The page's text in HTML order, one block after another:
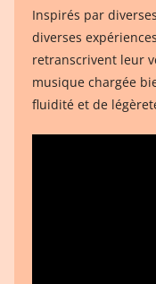
Inspirés par
diverses
retranscrivent leur
musique chargée
fluidité et de